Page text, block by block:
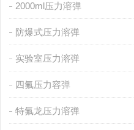
2000ml压力溶弹
防爆式压力溶弹
实验室压力溶弹
四氟压力容弹
特氟龙压力溶弹